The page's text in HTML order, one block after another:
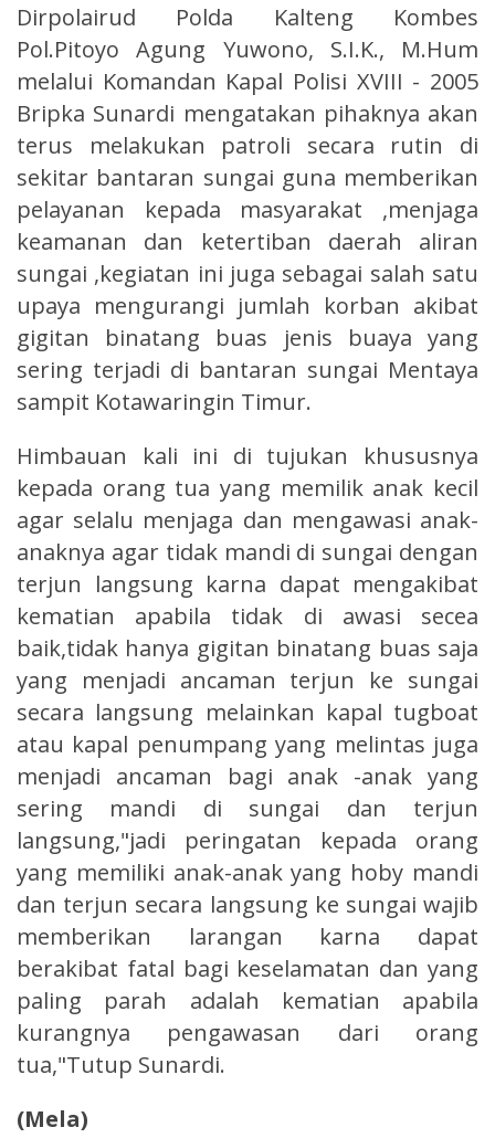
Dirpolairud Polda Kalteng Kombes
Pol.Pitoyo Agung Yuwono, S.I.K., M.Hum
melalui Komandan Kapal Polisi XVIII - 2005
Bripka Sunardi mengatakan pihaknya akan
terus melakukan patroli secara rutin di
sekitar bantaran sungai guna memberikan
pelayanan kepada masyarakat ,menjaga
keamanan dan ketertiban daerah aliran
sungai ,kegiatan ini juga sebagai salah satu
upaya mengurangi jumlah korban akibat
gigitan binatang buas jenis buaya yang
sering terjadi di bantaran sungai Mentaya
sampit Kotawaringin Timur.
Himbauan kali ini di tujukan khususnya
kepada orang tua yang memilik anak kecil
agar selalu menjaga dan mengawasi anak-
anaknya agar tidak mandi di sungai dengan
terjun langsung karna dapat mengakibat
kematian apabila tidak di awasi secea
baik,tidak hanya gigitan binatang buas saja
yang menjadi ancaman terjun ke sungai
secara langsung melainkan kapal tugboat
atau kapal penumpang yang melintas juga
menjadi ancaman bagi anak -anak yang
sering mandi di sungai dan terjun
langsung,"jadi peringatan kepada orang
yang memiliki anak-anak yang hoby mandi
dan terjun secara langsung ke sungai wajib
memberikan larangan karna dapat
berakibat fatal bagi keselamatan dan yang
paling parah adalah kematian apabila
kurangnya pengawasan dari orang
tua,"Tutup Sunardi.
(Mela)